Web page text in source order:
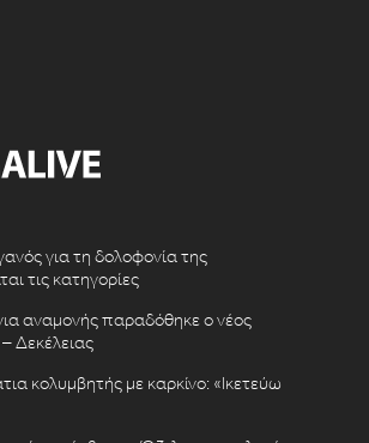
για τη δολοφονία της
τις κατηγορίες
αναμονής παραδόθηκε ο νέος
Δεκέλειας
κολυμβητής με καρκίνο: «Ικετεύω